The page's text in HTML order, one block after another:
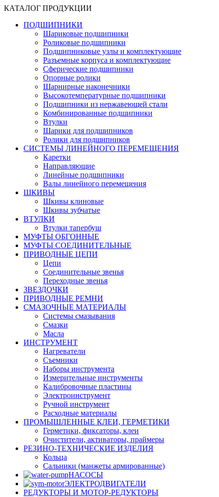
КАТАЛОГ ПРОДУКЦИИ
ПОДШИПНИКИ
Шариковые подшипники
Роликовые подшипники
Подшипниковые узлы и комплектующие
Разъемные корпуса и комплектующие
Сферические подшипники
Опорные ролики
Шарнирные наконечники
Высокотемпературные подшипники
Подшипники из нержавеющей стали
Комбинированные подшипники
Втулки
Шарики для подшипников
Ролики для подшипников
СИСТЕМЫ ЛИНЕЙНОГО ПЕРЕМЕЩЕНИЯ
Каретки
Направляющие
Линейные подшипники
Валы линейного перемещения
ШКИВЫ
Шкивы клиновые
Шкивы зубчатые
ВТУЛКИ
Втулки тапербуш
МУФТЫ ОБГОННЫЕ
МУФТЫ СОЕДИНИТЕЛЬНЫЕ
ПРИВОДНЫЕ ЦЕПИ
Цепи
Соединительные звенья
Переходные звенья
ЗВЕЗДОЧКИ
ПРИВОДНЫЕ РЕМНИ
СМАЗОЧНЫЕ МАТЕРИАЛЫ
Системы смазывания
Смазки
Масла
ИНСТРУМЕНТ
Нагреватели
Съемники
Наборы инструмента
Измерительные инструменты
Калибровочные пластины
Электроинструмент
Ручной инструмент
Расходные материалы
ПРОМЫШЛЕННЫЕ КЛЕИ, ГЕРМЕТИКИ
Герметики, фиксаторы, клеи
Очистители, активаторы, праймеры
РЕЗИНО-ТЕХНИЧЕСКИЕ ИЗДЕЛИЯ
Кольца
Сальники (манжеты армированные)
НАСОСЫ
ЭЛЕКТРОДВИГАТЕЛИ
РЕДУКТОРЫ И МОТОР-РЕДУКТОРЫ